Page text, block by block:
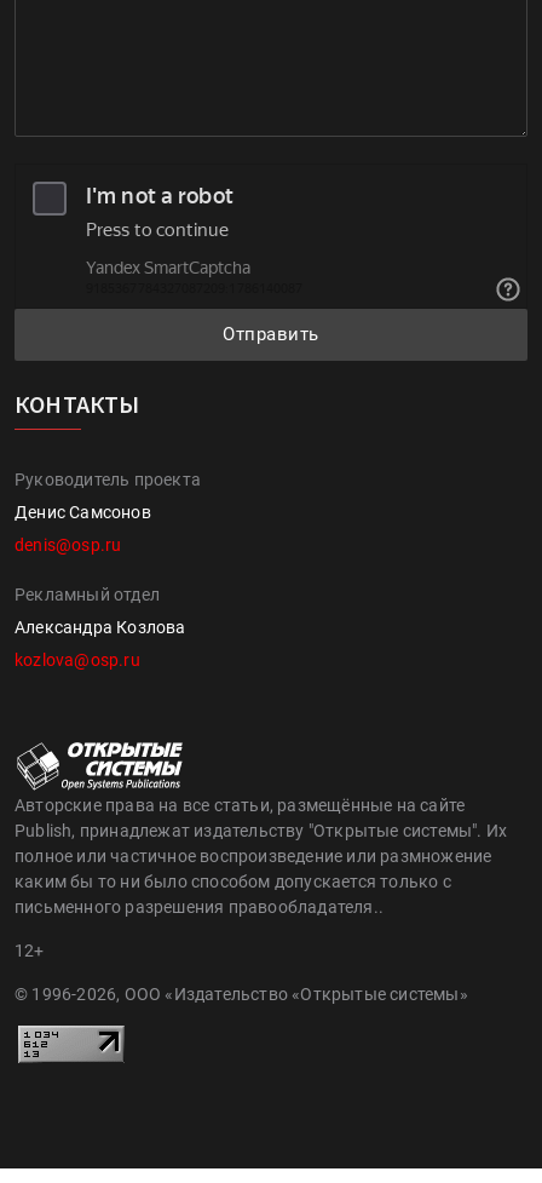
Отправить
КОНТАКТЫ
Руководитель проекта
Денис Самсонов
denis@osp.ru
Рекламный отдел
Александра Козлова
kozlova@osp.ru
Авторские права на все статьи, размещённые на сайте
Publish, принадлежат издательству "Открытые системы". Их
полное или частичное воспроизведение или размножение
каким бы то ни было способом допускается только с
письменного разрешения правообладателя..
12+
© 1996-2026, ООО «Издательство «Открытые системы»